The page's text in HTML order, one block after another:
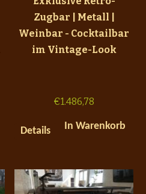
Zugbar | Metall |
Weinbar - Cocktailbar
im Vintage-Look
€1.486,78
Details In Warenkorb